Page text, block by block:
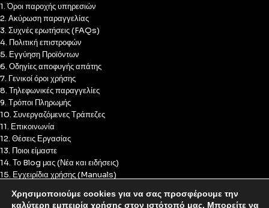
1. Όροι παροχής υπηρεσιών
2. Ακύρωση παραγγελίας
3. Συχνές ερωτήσεις (FAQs)
4. Πολιτική επιστροφών
5. Εγγύηση Προϊόντων
6. Οδηγίες αποφυγής απάτης
7. Γενικοί όροι χρήσης
8. Τηλεφωνικές παραγγελίες
9. Τρόποι Πληρωμής
10. Συνεργαζόμενες Τράπεζες
11. Επικοινωνία
12. Θέσεις Εργασίας
13. Ποιοι είμαστε
14. Το Blog μας (Νέα και ειδήσεις)
15. Εγχειρίδια χρήσης (Manuals)
17. Πολιτική Cookies
Χρησιμοποιούμε cookies για να σας προσφέρουμε την
καλύτερη εμπειρία χρήσης στον ιστότοπό μας. Μπορείτε να